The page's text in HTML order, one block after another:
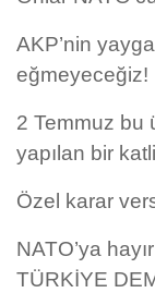
AKP’nin
eğmeyeceğiz!
2 Temmuz bu
yapılan bir
Özel karar
NATO’ya
TÜRKİYE